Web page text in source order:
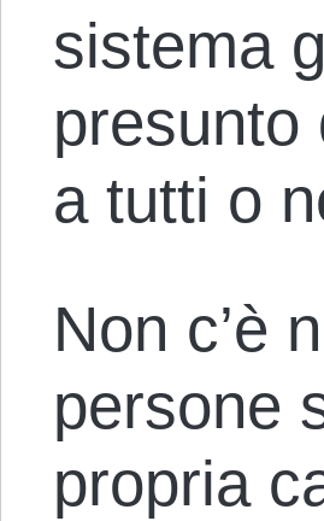
sistema
presunto
a tutti o
Non c’è
persone
propria